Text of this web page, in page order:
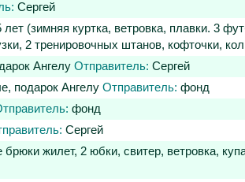
Сергей
(зимняя куртка, ветровка, плавки. 3
2 тренировочных штанов, кофточки,
Ангелу Отправитель: Сергей
подарок Ангелу Отправитель: фонд
фонд
Сергей
жилет, 2 юбки, свитер, ветровка,